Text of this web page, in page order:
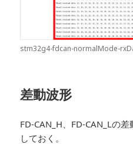
stm32g4-fdcan-normalMode-
差動波形
FD-CAN_H、FD-CAN_Lの
しておく。